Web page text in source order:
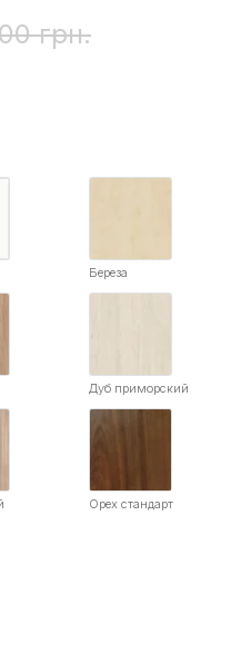
грн.
Береза
Дуб приморский
Орех стандарт